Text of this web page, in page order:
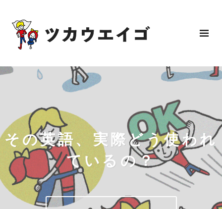
その英語、実際どう使われ
ているの？